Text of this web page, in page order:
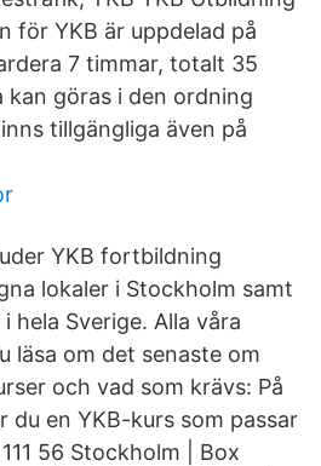
för YKB är uppdelad på
7 timmar, totalt 35
kan göras i den ordning
tillgängliga även på
YKB fortbildning
lokaler i Stockholm samt
hela Sverige. Alla våra
läsa om det senaste om
och vad som krävs: På
du en YKB-kurs som passar
56 Stockholm | Box